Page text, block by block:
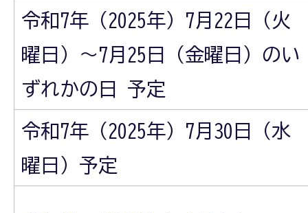
令和7年（2025年）7月22日（火
曜日）～7月25日（金曜日）のい
ずれかの日 予定
令和7年（2025年）7月30日（水
曜日）予定